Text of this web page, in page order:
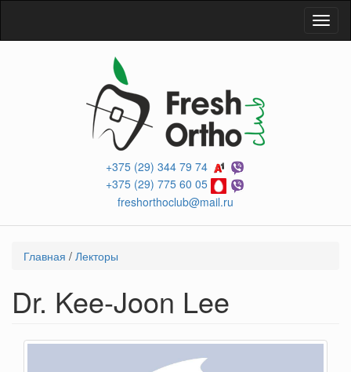
основному
+375 (29) 344 79 74
+375 (29) 775 60 05
freshorthoclub@mail.ru
Вы
Главная / Лекторы
Dr. Kee-Joon Lee